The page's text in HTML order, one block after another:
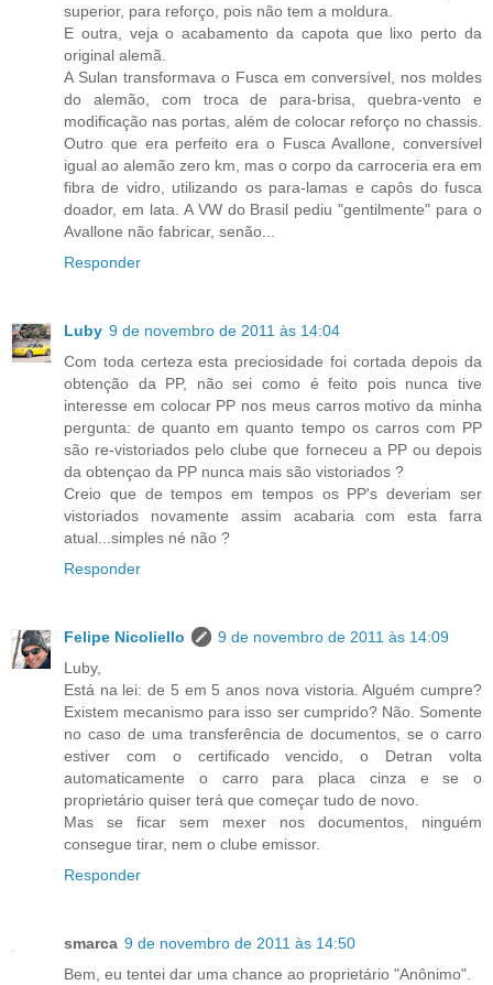
superior, para reforço, pois não tem a moldura.
E outra, veja o acabamento da capota que lixo perto da
original alemã.
A Sulan transformava o Fusca em conversível, nos moldes
do alemão, com troca de para-brisa, quebra-vento e
modificação nas portas, além de colocar reforço no chassis.
Outro que era perfeito era o Fusca Avallone, conversível
igual ao alemão zero km, mas o corpo da carroceria era em
fibra de vidro, utilizando os para-lamas e capôs do fusca
doador, em lata. A VW do Brasil pediu "gentilmente" para o
Avallone não fabricar, senão...
Responder
Luby 9 de novembro de 2011 às 14:04
Com toda certeza esta preciosidade foi cortada depois da
obtenção da PP, não sei como é feito pois nunca tive
interesse em colocar PP nos meus carros motivo da minha
pergunta: de quanto em quanto tempo os carros com PP
são re-vistoriados pelo clube que forneceu a PP ou depois
da obtençao da PP nunca mais são vistoriados ?
Creio que de tempos em tempos os PP's deveriam ser
vistoriados novamente assim acabaria com esta farra
atual...simples né não ?
Responder
Felipe Nicoliello
9 de novembro de 2011 às 14:09
Luby,
Está na lei: de 5 em 5 anos nova vistoria. Alguém cumpre?
Existem mecanismo para isso ser cumprido? Não. Somente
no caso de uma transferência de documentos, se o carro
estiver com o certificado vencido, o Detran volta
automaticamente o carro para placa cinza e se o
proprietário quiser terá que começar tudo de novo.
Mas se ficar sem mexer nos documentos, ninguém
consegue tirar, nem o clube emissor.
Responder
smarca 9 de novembro de 2011 às 14:50
Bem, eu tentei dar uma chance ao proprietário "Anônimo".